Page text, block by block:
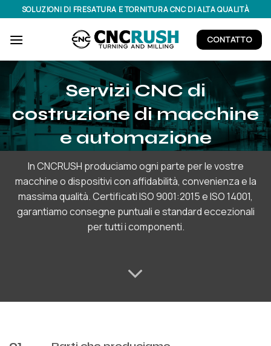
ai
contenuti
SOLUZIONI DI FRESATURA E TORNITURA CNC DI ALTA QUALITÀ
CONTATTO
Servizi CNC di
costruzione di macchine
e automazione
In CNCRUSH produciamo ogni parte per le vostre
macchine o dispositivi con affidabilità, convenienza e la
massima qualità. Certificati ISO 9001:2015 e ISO 14001,
garantiamo consegne puntuali e standard eccezionali
per tutti i componenti.